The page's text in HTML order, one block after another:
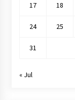
17 18
24 25
31
« Jul